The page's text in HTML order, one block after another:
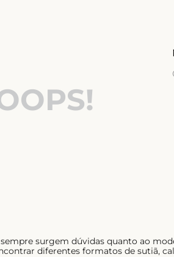
surgem dúvidas quanto ao
diferentes formatos de sutiã,